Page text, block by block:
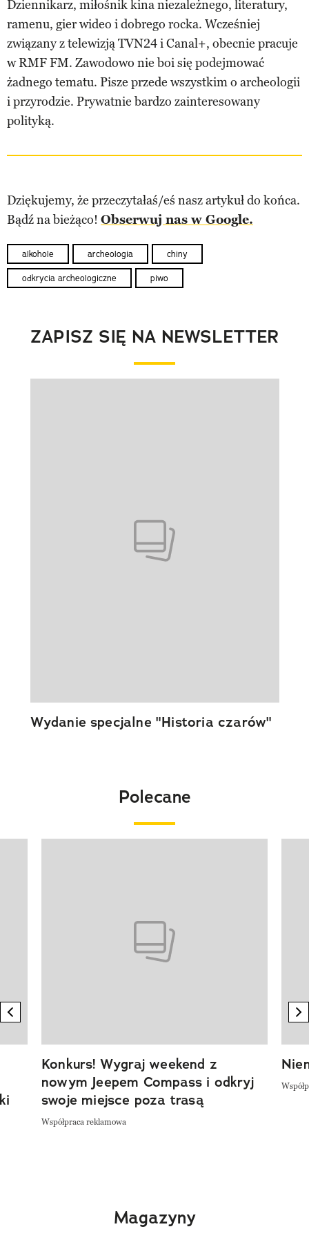
Dziennikarz, miłośnik kina niezależnego, literatury,
ramenu, gier wideo i dobrego rocka. Wcześniej
związany z telewizją TVN24 i Canal+, obecnie pracuje
w RMF FM. Zawodowo nie boi się podejmować
żadnego tematu. Pisze przede wszystkim o archeologii
i przyrodzie. Prywatnie bardzo zainteresowany
polityką.
Dziękujemy, że przeczytałaś/eś nasz artykuł do końca.
Bądź na bieżąco! Obserwuj nas w Google.
alkohole archeologia chiny
odkrycia archeologiczne piwo
ZAPISZ SIĘ NA NEWSLETTER
Wydanie specjalne "Historia czarów"
Polecane
previous element
Konkurs! Wygraj weekend z
nowym Jeepem Compass i odkryj
swoje miejsce poza trasą
Współpraca reklamowa
Magazyny